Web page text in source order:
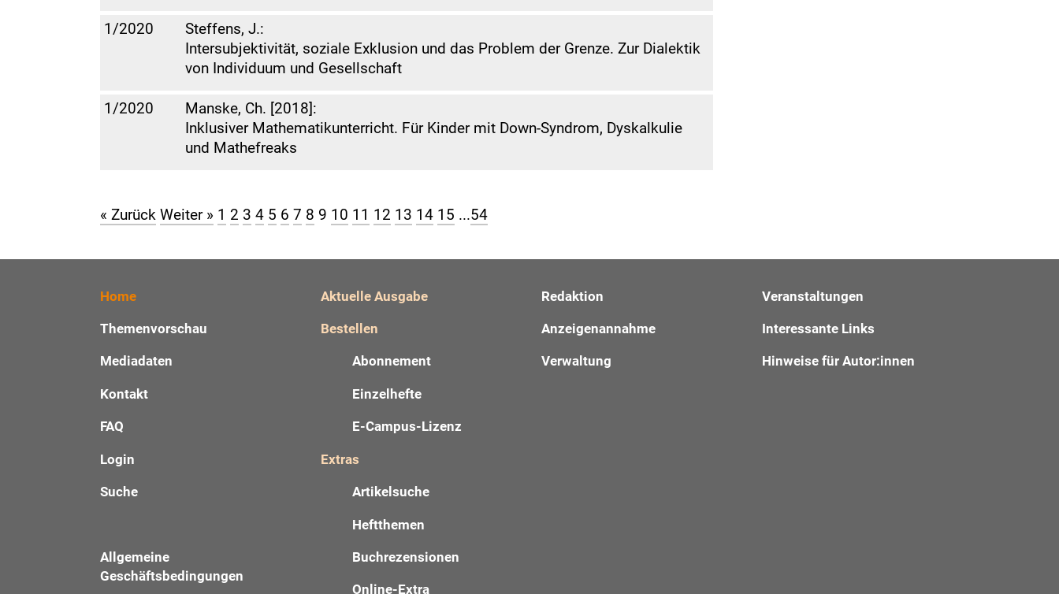
1/2020
Steffens, J.:
Intersubjektivität, soziale Exklusion und das Problem der Grenze. Zur Dialektik
von Individuum und Gesellschaft
1/2020
Manske, Ch. [2018]:
Inklusiver Mathematikunterricht. Für Kinder mit Down-Syndrom, Dyskalkulie
und Mathefreaks
« Zurück Weiter » 1 2 3 4 5 6 7 8 9 10 11 12 13 14 15 ...54
Home
Themenvorschau
Mediadaten
Kontakt
FAQ
Login
Suche
Allgemeine
Geschäftsbedingungen
Aktuelle Ausgabe
Bestellen
Abonnement
Einzelhefte
E-Campus-Lizenz
Extras
Artikelsuche
Heftthemen
Buchrezensionen
Online-Extra
Redaktion
Anzeigenannahme
Verwaltung
Veranstaltungen
Interessante Links
Hinweise für Autor:innen